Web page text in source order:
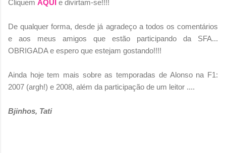
Cliquem AQUI e divirtam-se!!!!
De qualquer forma, desde já agradeço a todos os comentários
e aos meus amigos que estão participando da SFA...
OBRIGADA e espero que estejam gostando!!!!
Ainda hoje tem mais sobre as temporadas de Alonso na F1:
2007 (argh!) e 2008, além da participação de um leitor ....
Bjinhos, Tati